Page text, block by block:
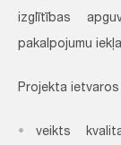
izglītības
pakalpojumu
Projekta ietvaros
veikts